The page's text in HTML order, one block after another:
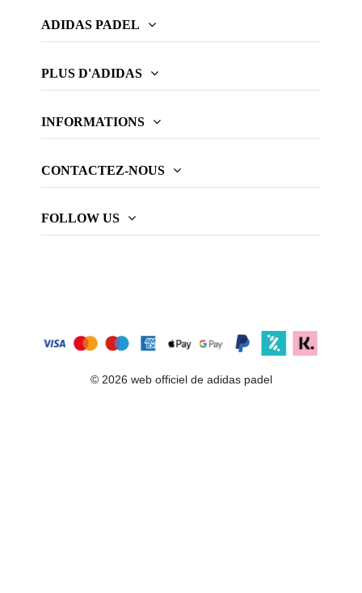
ADIDAS PADEL
PLUS D'ADIDAS
INFORMATIONS
CONTACTEZ-NOUS
FOLLOW US
© 2026 web officiel de adidas padel